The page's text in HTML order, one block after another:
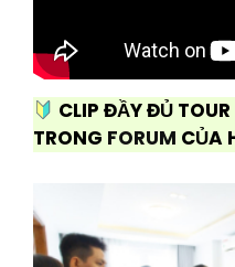
CLIP ĐẦY ĐỦ
TRONG FORUM CỦA